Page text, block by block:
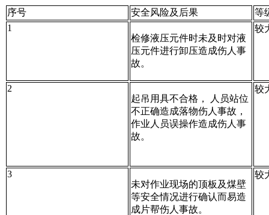
序号 安全风险及后果
等
1
检修液压元件时未及时对液
压元件进行卸压造成伤人事
故。
较
2
起吊用具不合格， 人员站位
不正确造成落物伤人事故，
作业人员误操作造成伤人事
故。
较
3
未对作业现场的顶板及煤壁
等安全情况进行确认而易造
成片帮伤人事故。
较